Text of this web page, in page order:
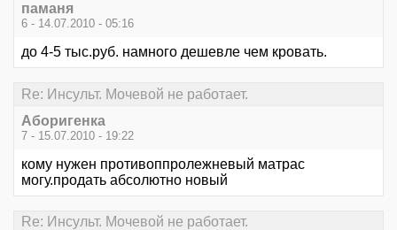
паманя
6 - 14.07.2010 - 05:16
до 4-5 тыс.руб. намного дешевле чем кровать.
Re: Инсульт. Мочевой не работает.
Аборигенка
7 - 15.07.2010 - 19:22
кому нужен противоппролежневый матрас
могу.продать абсолютно новый
Re: Инсульт. Мочевой не работает.